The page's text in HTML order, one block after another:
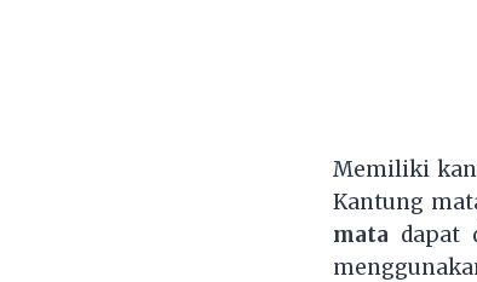
Memiliki
Kantung
mata dapat